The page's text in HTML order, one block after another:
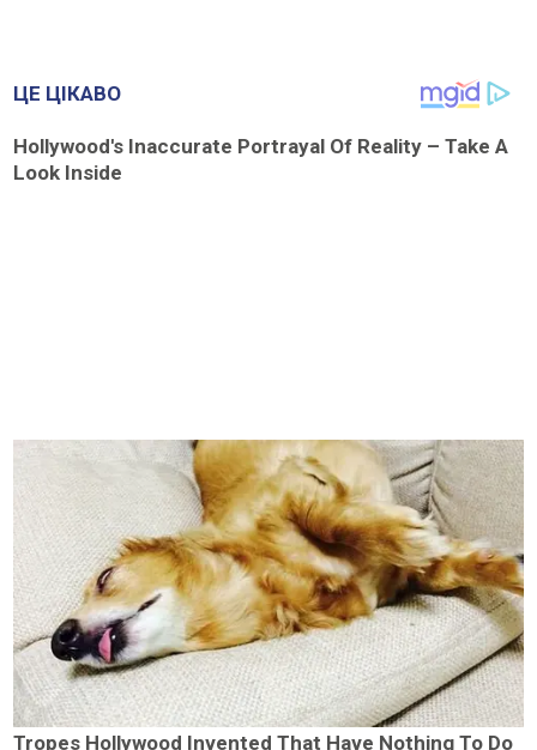
ЦЕ ЦІКАВО
Hollywood's Inaccurate Portrayal Of Reality – Take A
Look Inside
Tropes Hollywood Invented That Have Nothing To Do